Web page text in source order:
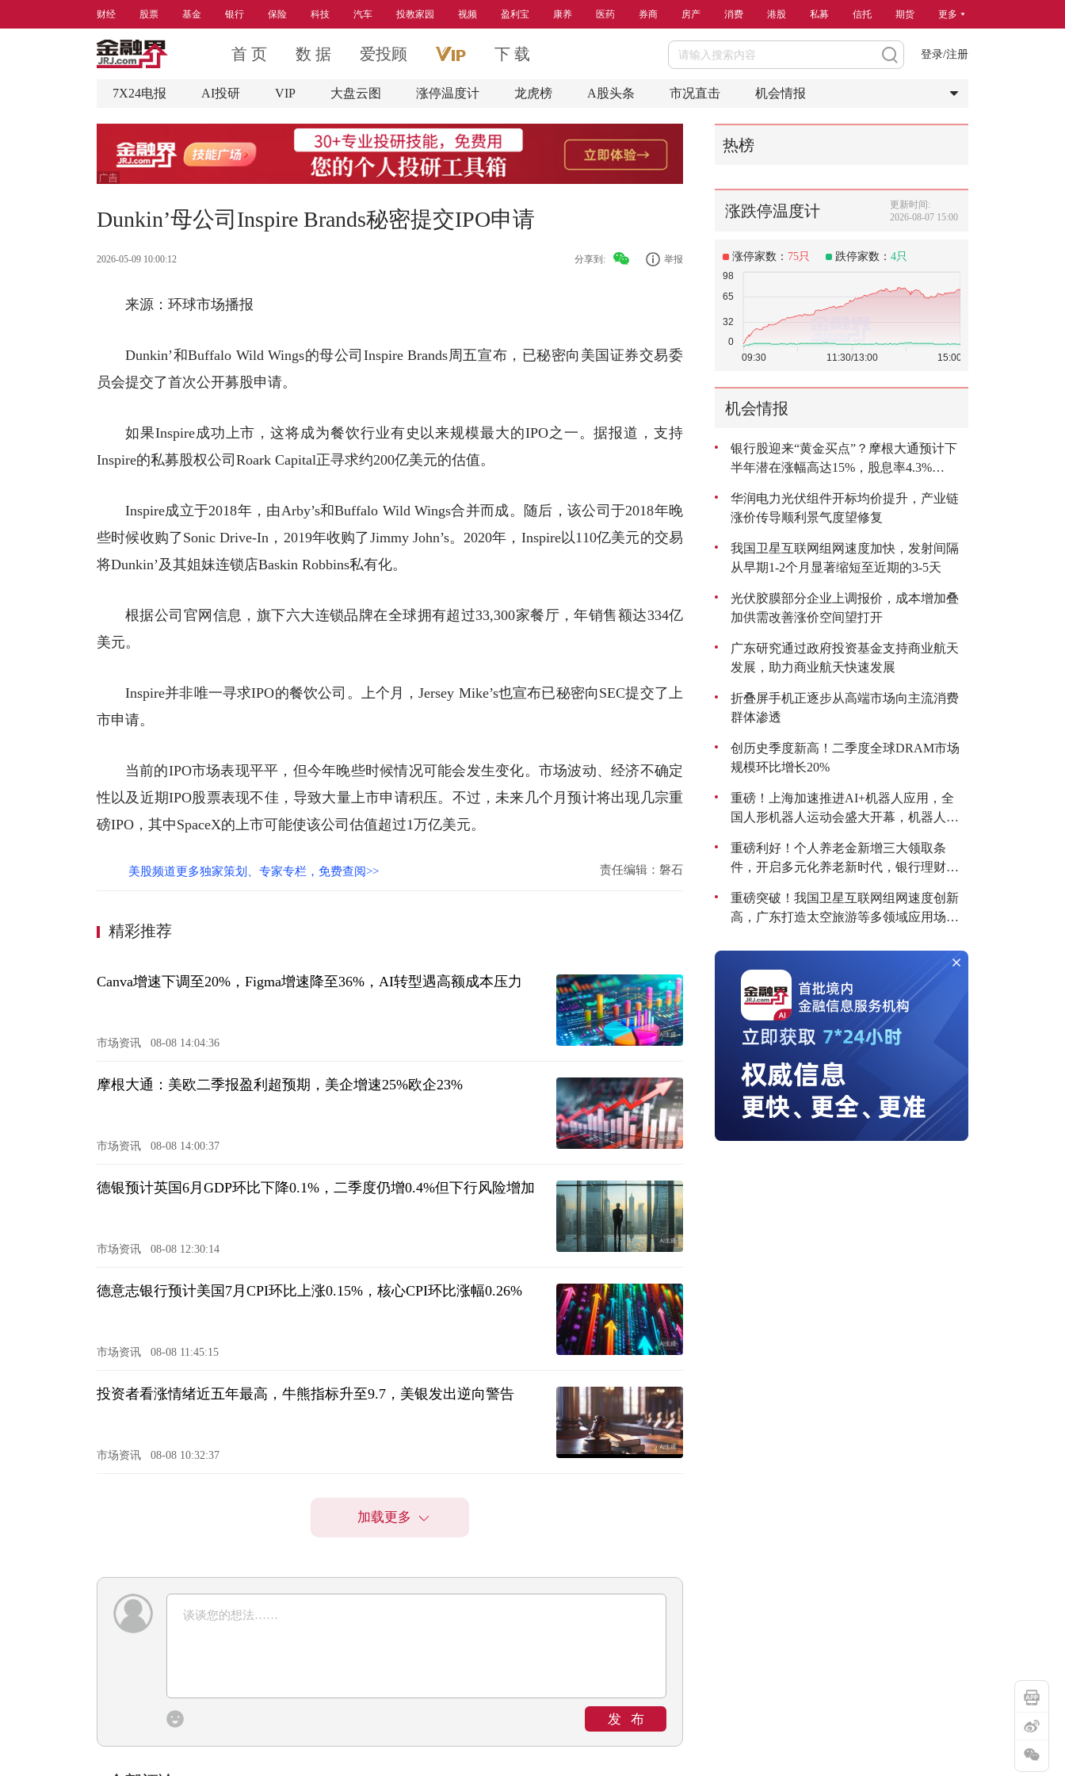
财经 股票 基金 银行 保险 科技 汽车 投教家园 视频 盈利宝 康养 医药 券商 房产 消费 港股 私募 信托 期货 更多
首 页 数 据 爱投顾 下 载 登录/注册
7X24电报 AI投研 VIP 大盘云图 涨停温度计 龙虎榜 A股头条 市况直击 机会情报
Dunkin’母公司Inspire Brands秘密提交IPO申请
2026-05-09 10:00:12 分享到: 举报
来源：环球市场播报
Dunkin’和Buffalo Wild Wings的母公司Inspire Brands周五宣布，已秘密向美国 证券交易委
员会提交了首次公开募股申请。
如果Inspire成功上市，这将成为餐饮行业有史以来规模最大的IPO之一。据报道，支持
Inspire的私募股权公司Roark Capital正寻求约200亿美元的估值。
Inspire成立于2018年，由Arby’s和Buffalo Wild Wings合并而成。随后，该公司于2018年晚
些时候收购了Sonic Drive-In，2019年收购了Jimmy John’s。2020年，Inspire以110亿美元的交易
将Dunkin’及其姐妹连锁店Baskin Robbins私有化。
根据公司官网信息，旗下六大连锁品牌在全球拥有超过33,300家餐厅，年销售额达334亿
美元。
Inspire并非唯一寻求IPO的餐饮公司。上个月，Jersey Mike’s也宣布已秘密向SEC提交了上
市申请。
当前的IPO市场表现平平，但今年晚些时候情况可能会发生变化。市场波动、经济不确定
性以及近期IPO股票表现不佳，导致大量上市申请积压。不过，未来几个月预计将出现几宗重
磅IPO，其中SpaceX的上市可能使该公司估值超过1万亿美元。
美股频道更多独家策划、专家专栏，免费查阅>> 责任编辑：磐石
精彩推荐
Canva增速下调至20%，Figma增速降至36%，AI转型遇高额成本压力
市场资讯 08-08 14:04:36
摩根大通：美欧二季报盈利超预期，美企增速25%欧企23%
市场资讯 08-08 14:00:37
德银预计英国6月GDP环比下降0.1%，二季度仍增0.4%但下行风险增加
市场资讯 08-08 12:30:14
德意志银行预计美国7月CPI环比上涨0.15%，核心CPI环比涨幅0.26%
市场资讯 08-08 11:45:15
投资者看涨情绪近五年最高，牛熊指标升至9.7，美银发出逆向警告
市场资讯 08-08 10:32:37
加载更多
发布
热榜
涨跌停温度计
更新时间:
2026-08-07 15:00
涨停家数： 75只 跌停家数： 4只
机会情报
银行股迎来“黄金买点”？摩根大通预计下
半年潜在涨幅高达15%，股息率4.3%
华润电力光伏组件开标均价提升，产业链
涨价传导顺利景气度望修复
我国卫星互联网组网速度加快，发射间隔
从早期1-2个月显著缩短至近期的3-5天
光伏胶膜部分企业上调报价，成本增加叠
加供需改善涨价空间望打开
广东研究通过政府投资基金支持商业航天
发展，助力商业航天快速发展
折叠屏手机正逐步从高端市场向主流消费
群体渗透
创历史季度新高！二季度全球DRAM市场
规模环比增长20%
重磅！上海加速推进AI+机器人应用，全
国人形机器人运动会盛大开幕，机器人板
重磅利好！个人养老金新增三大领取条
件，开启多元化养老新时代，银行理财产
重磅突破！我国卫星互联网组网速度创新
高，广东打造太空旅游等多领域应用场